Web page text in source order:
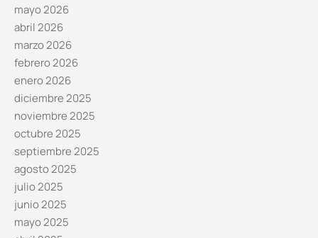
mayo 2026
abril 2026
marzo 2026
febrero 2026
enero 2026
diciembre 2025
noviembre 2025
octubre 2025
septiembre 2025
agosto 2025
julio 2025
junio 2025
mayo 2025